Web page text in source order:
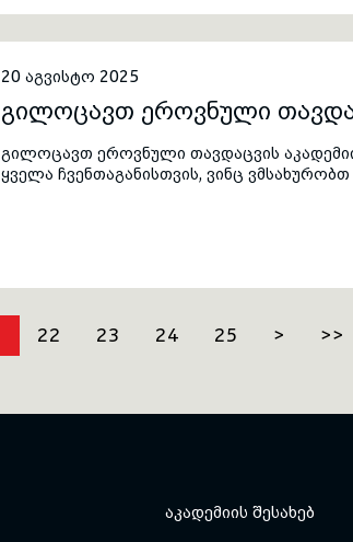
თავდაცვისუნარიანობის გაძლიერების
20 აგვისტო 2025
გილოცავთ ეროვნული
გილოცავთ ეროვნული თავდაცვის
ყველა ჩვენთაგანისთვის, ვინც
22 23 24 25 > >>
ᲐᲙᲐᲓᲔᲛᲘᲘᲡ ᲨᲔᲡᲐᲮᲔᲑ